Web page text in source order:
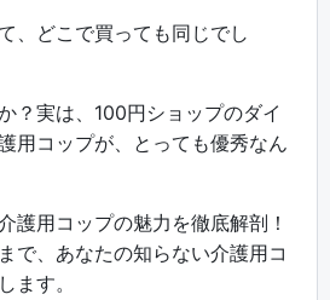
、どこで買っても同じでし
？実は、100円ショップのダイ
用コップが、とっても優秀なん
護用コップの魅力を徹底解剖！
で、あなたの知らない介護用コ
ます。